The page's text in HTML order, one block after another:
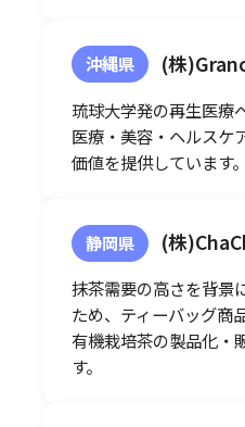
沖縄県 (株
琉球大学発の再生医療
医療・美容・ヘルスケ
価値を提供しています。
静岡県 (株
抹茶需要の高さを背景
ため、ティーバッグ商
有機栽培茶の製品化・
す。